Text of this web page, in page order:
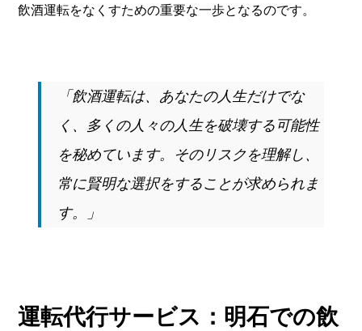
飲酒運転をなくすための重要な一歩となるのです。
「飲酒運転は、あなたの人生だけでな
く、多くの人々の人生を破壊する可能性
を秘めています。そのリスクを理解し、
常に賢明な選択をすることが求められま
す。」
運転代行サービス：明石での飲